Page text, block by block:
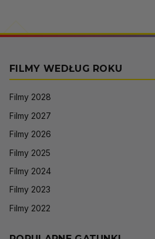
FILMY WEDŁUG ROKU
Filmy 2028
Filmy 2027
Filmy 2026
Filmy 2025
Filmy 2024
Filmy 2023
Filmy 2022